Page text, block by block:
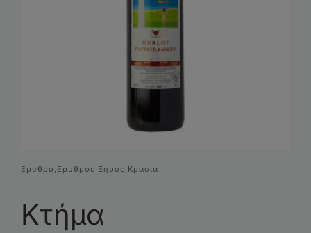
Ερυθρά, Ερυθρός Ξηρός, Κρασιά
Κτήμα